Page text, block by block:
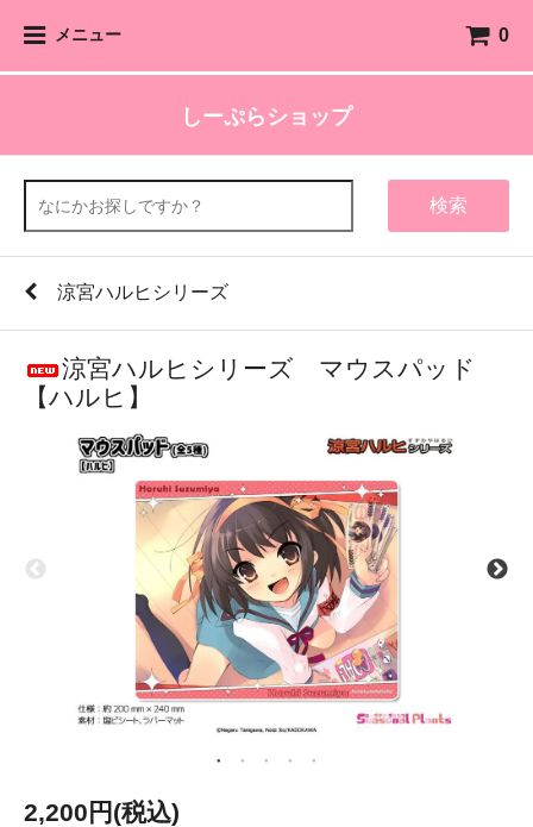
メニュー 0
しーぷらショップ
検索
涼宮ハルヒシリーズ
涼宮ハルヒシリーズ マウスパッド
【ハルヒ】
2,200円(税込)